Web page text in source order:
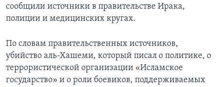
сообщили источники в правительстве Ирака,
полиции и медицинских кругах.
По словам правительственных источников,
убийство аль-Хашеми, который писал о политике, о
террористической организации «Исламское
государство» и о роли боевиков, поддерживаемых